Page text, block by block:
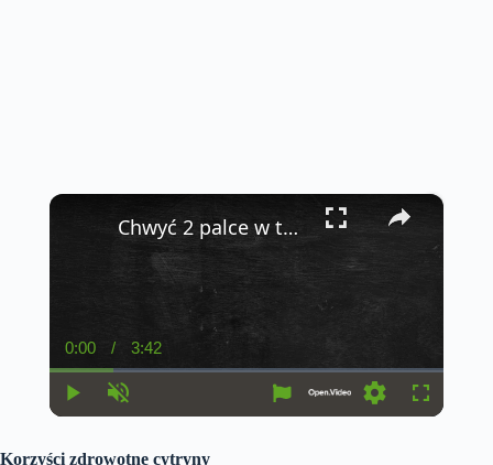
×
y
u
C
u
r
e
t
0:00 /
D
u
t
o
3:42
Chwyć 2 palce w ten sposób i obserwuj co się stanie
Korzyści zdrowotne cytryny